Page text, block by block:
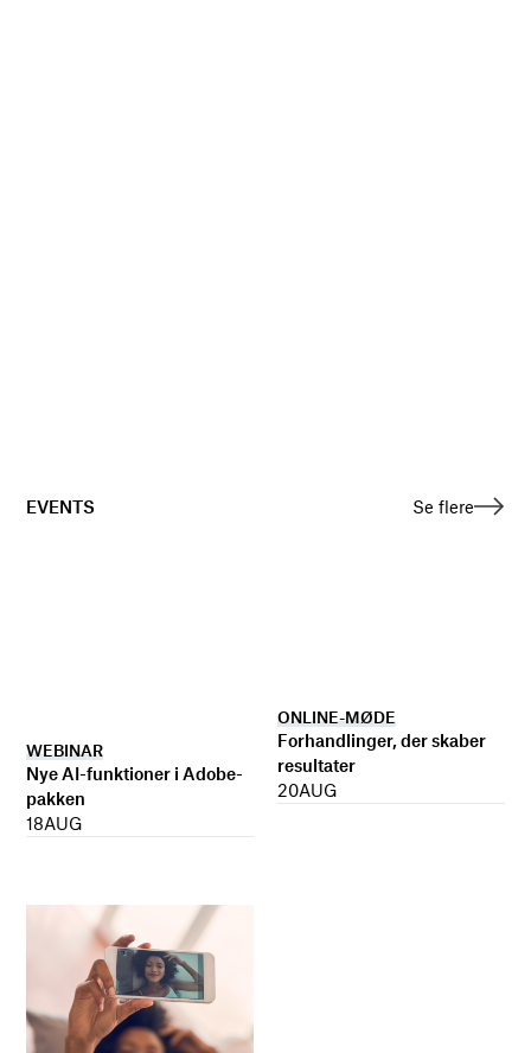
EVENTS Se flere
WEBINAR
Nye AI-funktioner i Adobe-
pakken
18AUG
ONLINE-MØDE
Forhandlinger, der skaber
resultater
20AUG